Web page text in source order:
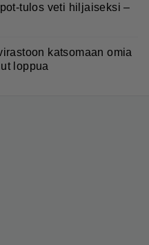
tulos veti hiljaiseksi –
katsomaan omia
loppua